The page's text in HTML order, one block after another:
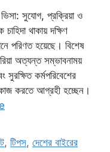
ভিসা: সুযোগ, প্রক্রিয়া ও
থাকায় দক্ষিণ
পরিণত হয়েছে। বিশেষ
অত্যন্ত সম্ভাবনাময়
কর্মপরিবেশের
কাজ করতে আগ্রহী হচ্ছেন।
,টিপস,দেশের বাইরের